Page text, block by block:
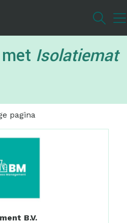
inhoudIsolatiemat
pagina
B.V.